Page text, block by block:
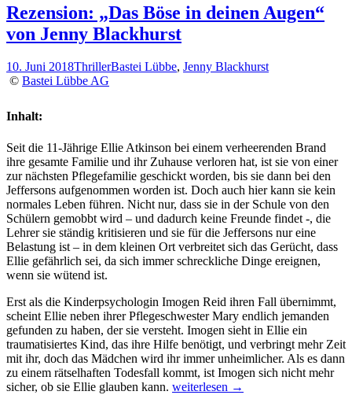
Lars
Kepler
Rezension: „Das Böse in deinen Augen“
von Jenny Blackhurst
10. Juni 2018ThrillerBastei Lübbe, Jenny Blackhurst
© Bastei Lübbe AG
Inhalt:
Seit die 11-Jährige Ellie Atkinson bei einem verheerenden Brand
ihre gesamte Familie und ihr Zuhause verloren hat, ist sie von einer
zur nächsten Pflegefamilie geschickt worden, bis sie dann bei den
Jeffersons aufgenommen worden ist. Doch auch hier kann sie kein
normales Leben führen. Nicht nur, dass sie in der Schule von den
Schülern gemobbt wird – und dadurch keine Freunde findet -, die
Lehrer sie ständig kritisieren und sie für die Jeffersons nur eine
Belastung ist – in dem kleinen Ort verbreitet sich das Gerücht, dass
Ellie gefährlich sei, da sich immer schreckliche Dinge ereignen,
wenn sie wütend ist.
Erst als die Kinderpsychologin Imogen Reid ihren Fall übernimmt,
scheint Ellie neben ihrer Pflegeschwester Mary endlich jemanden
gefunden zu haben, der sie versteht. Imogen sieht in Ellie ein
traumatisiertes Kind, das ihre Hilfe benötigt, und verbringt mehr Zeit
mit ihr, doch das Mädchen wird ihr immer unheimlicher. Als es dann
zu einem rätselhaften Todesfall kommt, ist Imogen sich nicht mehr
sicher, ob sie Ellie glauben kann. Rezension:
weiterlesen →